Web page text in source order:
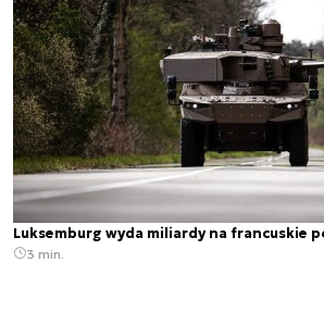
Luksemburg wyda miliardy na francuskie
3 min.